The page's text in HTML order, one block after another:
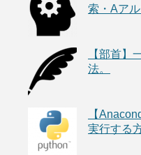
索・Aアル
【部首】
法。
【
実行する